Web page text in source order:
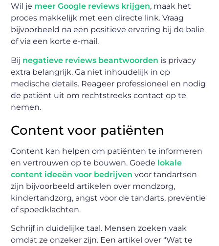
Wil je meer Google reviews krijgen, maak het
proces makkelijk met een directe link. Vraag
bijvoorbeeld na een positieve ervaring bij de balie
of via een korte e-mail.
Bij negatieve reviews beantwoorden is privacy
extra belangrijk. Ga niet inhoudelijk in op
medische details. Reageer professioneel en nodig
de patiënt uit om rechtstreeks contact op te
nemen.
Content voor patiënten
Content kan helpen om patiënten te informeren
en vertrouwen op te bouwen. Goede lokale
content ideeën voor bedrijven voor tandartsen
zijn bijvoorbeeld artikelen over mondzorg,
kindertandzorg, angst voor de tandarts, preventie
of spoedklachten.
Schrijf in duidelijke taal. Mensen zoeken vaak
omdat ze onzeker zijn. Een artikel over “Wat te